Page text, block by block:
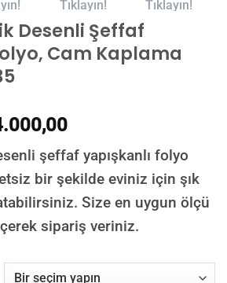
Desenli Şeffaf
Cam Kaplama
şeffaf yapışkanlı folyo
bir şekilde eviniz için şık
Size en uygun ölçü
sipariş veriniz.